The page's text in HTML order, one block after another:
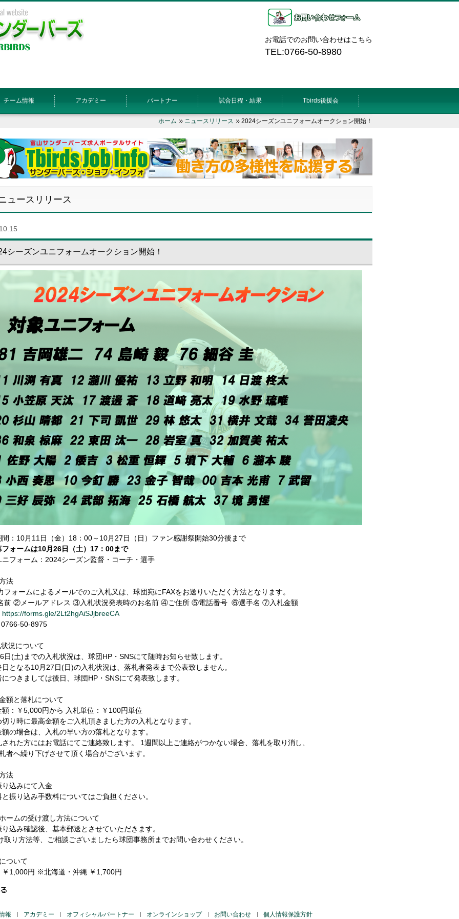
お電話でのお問い合わせはこちら
TEL:0766-50-8980
チーム情報 アカデミー パートナー 試合日程・結果 Tbirds後援会
ホーム ニュースリリース 2024シーズンユニフォームオークション開始！
ュースリリース
シーズンユニフォームオークション開始！
間：10月11日（金）18：00～10月27日（日）ファン感謝祭開始30分後まで
フォームは10月26日（土）17：00まで
ニフォーム：2024シーズン監督・コーチ・選手
法
ォームによるメールでのご入札又は、球団宛にFAXをお送りいただく方法となります。
②メールアドレス ③入札状況発表時のお名前 ④ご住所 ⑤電話番号 ⑥選手名 ⑦入札金額
https://forms.gle/2Lt2hgAiSJjbreeCA
0766-50-8975
況について
日(土)までの入札状況は、球団HP・SNSにて随時お知らせ致します。
となる10月27日(日)の入札状況は、落札者発表まで公表致しません。
つきましては後日、球団HP・SNSにて発表致します。
額と落札について
額：￥5,000円から 入札単位：￥100円単位
り時に最高金額をご入札頂きました方の入札となります。
の場合は、入札の早い方の落札となります。
れた方にはお電話にてご連絡致します。 1週間以上ご連絡がつかない場合、落札を取り消し、
者へ繰り下げさせて頂く場合がございます。
法
り込みにて入金
振り込み手数料についてはご負担ください。
ームの受け渡し方法について
込み確認後、基本郵送とさせていただきます。
り方法等、ご相談ございましたら球団事務所までお問い合わせください。
ついて
￥1,000円 ※北海道・沖縄 ￥1,700円
報 アカデミー オフィシャルパートナー オンラインショップ お問い合わせ 個人情報保護方針